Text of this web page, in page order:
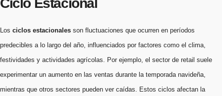
Ciclo Estacional
Los ciclos estacionales son fluctuaciones que ocurren en períodos
predecibles a lo largo del año, influenciados por factores como el clima,
festividades y actividades agrícolas. Por ejemplo, el sector de retail suele
experimentar un aumento en las ventas durante la temporada navideña,
mientras que otros sectores pueden ver caídas. Estos ciclos afectan la